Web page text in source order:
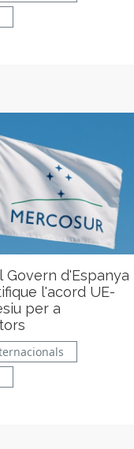
Govern d'Espanya
l'acord UE-
per a